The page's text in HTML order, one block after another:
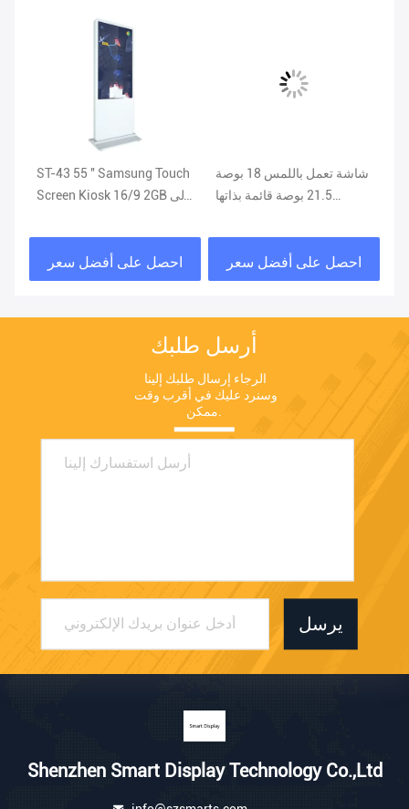
ST-43 55 '' Samsung Touch
Screen Kiosk 16/9 2GB إلى
احصل على أفضل سعر
شاشة تعمل باللمس 18 بوصة
21.5 بوصة قائمة بذاتها
احصل على أفضل سعر
أرسل طلبك
ممكن.
يرسل
Shenzhen Smart Display Technology Co.,Ltd